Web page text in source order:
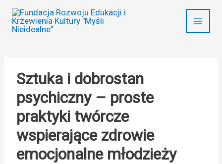
Przejdź
treści
Sztuka i dobrostan
psychiczny – proste
praktyki twórcze
wspierające zdrowie
emocjonalne młodzieży